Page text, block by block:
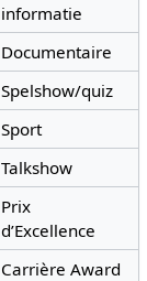
informatie
Documentaire
Spelshow/quiz
Sport
Talkshow
Prix
d’Excellence
Carrière Award